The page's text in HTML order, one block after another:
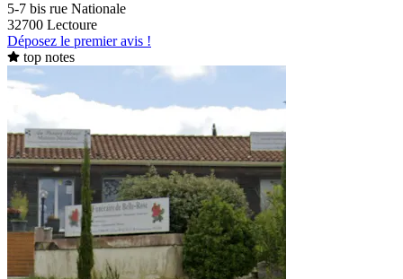
5-7 bis rue Nationale
32700 Lectoure
Déposez le premier avis !
top notes